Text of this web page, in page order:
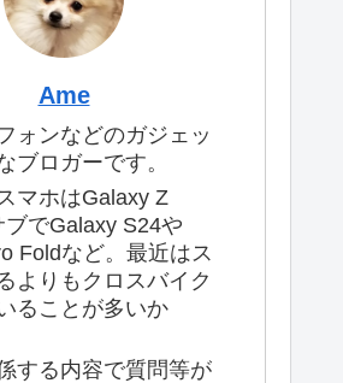
Ame
ォンなどのガジェッ
ブロガーです。
マホはGalaxy Z
ブでGalaxy S24や
Foldなど。最近はス
よりもクロスバイク
ることが多いか
する内容で質問等が